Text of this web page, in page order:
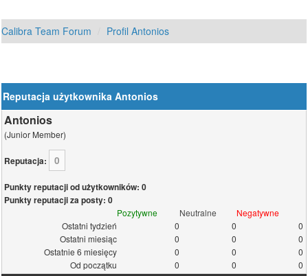
Calibra Team Forum Profil Antonios
Reputacja użytkownika Antonios
Antonios
(Junior Member)
Reputacja: 0
Punkty reputacji od użytkowników: 0
Punkty reputacji za posty: 0
Pozytywne
Neutralne
Negatywne
Ostatni tydzień
0 0
0
Ostatni miesiąc
0 0
0
Ostatnie 6 miesięcy
0 0
0
Od początku
0 0
0